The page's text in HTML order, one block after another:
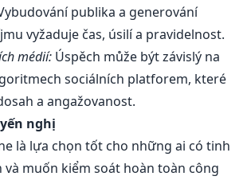
publika a generování
vyžaduje čas, úsilí a pravidelnost.
médií: Úspěch může být závislý na
sociálních platforem, které
a angažovanost.
nghị
là lựa chọn tốt cho những ai có tinh
muốn kiểm soát hoàn toàn công